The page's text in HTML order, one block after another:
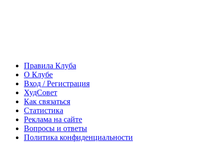
Правила Клуба
О Клубе
Вход / Регистрация
ХудСовет
Как связаться
Статистика
Реклама на сайте
Вопросы и ответы
Политика конфиденциальности